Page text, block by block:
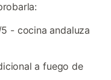
- cocina andaluza
a fuego de